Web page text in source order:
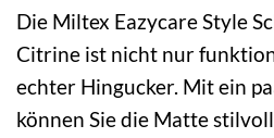
Die Miltex Eazycare Style
Citrine ist nicht nur
echter Hingucker. Mit ein
können Sie die Matte